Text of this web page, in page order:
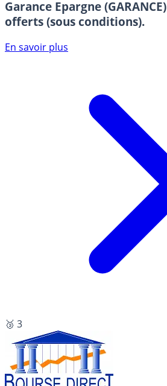
Garance Epargne (GARANCE)
offerts (sous conditions).
En savoir plus
🥉 3